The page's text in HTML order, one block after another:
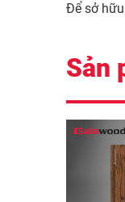
Để sở
Sản